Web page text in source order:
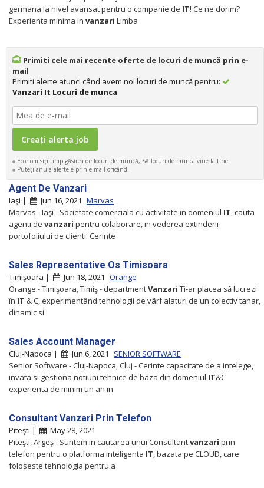
germana la nivel avansat pentru o companie de IT! Ce ne dorim?
Experienta minima in vanzari Limba
Primiti cele mai recente oferte de locuri de muncă prin e-
mail
Primiti alerte atunci când avem noi locuri de muncă pentru:
Vanzari It Locuri de munca
Economisiţi timp găsirea de locuri de muncă, Să locuri de munca vine la tine.
Puteţi anula alertele prin e-mail oricând.
Agent De Vanzari
Iaşi | Jun 16, 2021 Marvas
Marvas - Iaşi - Societate comerciala cu activitate in domeniul IT , cauta
agenti de vanzari pentru colaborare, in vederea extinderii
portofoliului de clienti. Cerinte
Sales Representative Os Timisoara
Timişoara | Jun 18, 2021 Orange
Orange - Timişoara, Timiş - departmentVanzari Ti-ar placea să lucrezi
în IT & C, experimentând tehnologii de vârf alaturi de un colectiv tanar,
dinamic si
Sales Account Manager
Cluj-Napoca | Jun 6, 2021
SENIOR SOFTWARE
Senior Software - Cluj-Napoca, Cluj - Cerinte capacitate de a intelege,
invata si gestiona notiuni tehnice de baza din domeniul IT&C
experienta de minim un an in
Consultant Vanzari Prin Telefon
Piteşti |
May 28, 2021
Piteşti, Argeş - Suntem in cautarea unui Consultantvanzari prin
telefon pentru o platforma inteligenta IT , bazata pe CLOUD, care
foloseste tehnologia pentru a